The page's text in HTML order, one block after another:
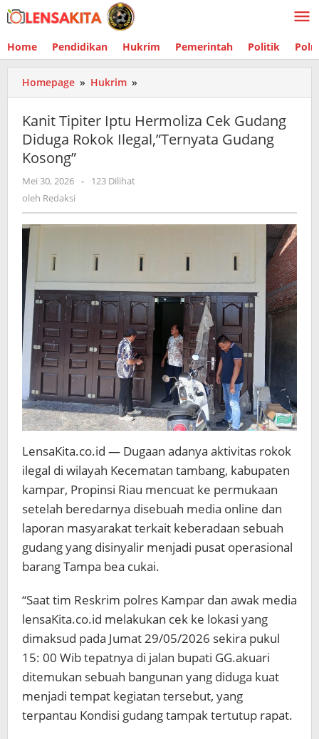
Lewati
ke
Home Pendidikan Hukrim Pemerintah Politik
Homepage » Hukrim »
Tipiter
Hermoliza
Cek
Gudang
Kanit Tipiter Iptu Hermoliza Cek Gudang
Diduga Rokok Ilegal,”Ternyata Gudang
Kosong”
Mei 30, 2026 oleh
-
123 Dilihat
oleh Redaksi
LensaKita.co.id — Dugaan adanya aktivitas rokok
ilegal di wilayah Kecematan tambang, kabupaten
kampar, Propinsi Riau mencuat ke permukaan
setelah beredarnya disebuah media online dan
laporan masyarakat terkait keberadaan sebuah
gudang yang disinyalir menjadi pusat operasional
barang Tampa bea cukai.
“Saat tim Reskrim polres Kampar dan awak media
lensaKita.co.id melakukan cek ke lokasi yang
dimaksud pada Jumat 29/05/2026 sekira pukul
15: 00 Wib tepatnya di jalan bupati GG.akuari
ditemukan sebuah bangunan yang diduga kuat
menjadi tempat kegiatan tersebut, yang
terpantau Kondisi gudang tampak tertutup rapat.